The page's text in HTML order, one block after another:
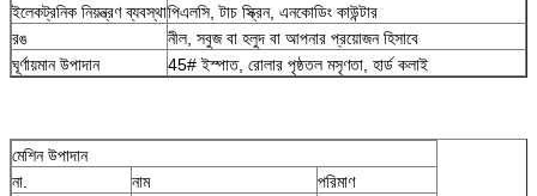
ইলেকট্রনিক নিয়ন্ত্রণ ব্যবস্থাপিএলসি, টাচ স্ক্রিন, এনকোডিং কাউন্টার
রঙ
নীল, সবুজ বা হলুদ বা আপনার প্রয়োজন হিসাবে
ঘূর্ণায়মান উপাদান
45# ইস্পাত, রোলার পৃষ্ঠতল মসৃণতা, হার্ড কলাই
মেশিন উপাদান
না.
নাম
পরিমাণ